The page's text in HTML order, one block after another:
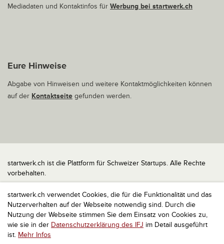
startwerk.ch verwendet Cookies, die für die Funktionalität und das
Nutzerverhalten auf der Webseite notwendig sind. Durch die
Nutzung der Webseite stimmen Sie dem Einsatz von Cookies zu,
wie sie in der Datenschutzerklärung des IFJ im Detail ausgeführt
ist. Mehr Infos
Mediadaten und Kontaktinfos für Werbung bei startwerk.ch
Eure Hinweise
Abgabe von Hinweisen und weitere Kontaktmöglichkeiten können
auf der Kontaktseite gefunden werden.
startwerk.ch ist die Plattform für Schweizer Startups. Alle Rechte
vorbehalten.
Impressum
Kontakt
nach oben